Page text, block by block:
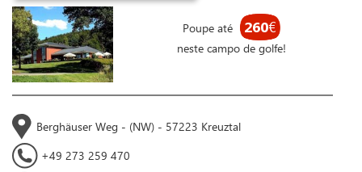
Poupe até 260€
neste campo de golfe!
Berghäuser Weg - (NW) - 57223 Kreuztal
+49 273 259 470